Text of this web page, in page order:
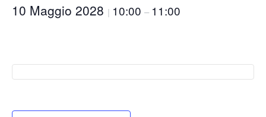
10 Maggio 2028 | 10:00 – 11:00